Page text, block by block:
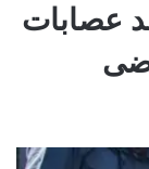
عصابات